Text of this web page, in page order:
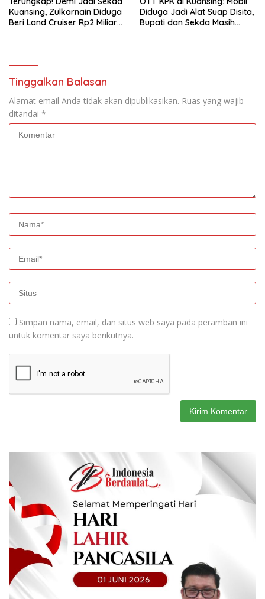
Kuansing, Zulkarnain Diduga
Beri Land Cruiser Rp2 Miliar
Diduga Jadi Alat Suap Disita,
Bupati dan Sekda Masih
Tinggalkan Balasan
Alamat email Anda tidak akan dipublikasikan. Ruas yang wajib
ditandai *
Simpan nama, email, dan situs web saya pada peramban ini
untuk komentar saya berikutnya.